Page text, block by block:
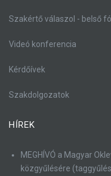
Szakértő válaszol - belső
Videó konferencia
Kérdőívek
Szakdolgozatok
HÍREK
MEGHÍVÓ a Magyar
közgyűlésére